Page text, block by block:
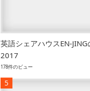
英語シェアハウスEN-
2017
178件のビュー